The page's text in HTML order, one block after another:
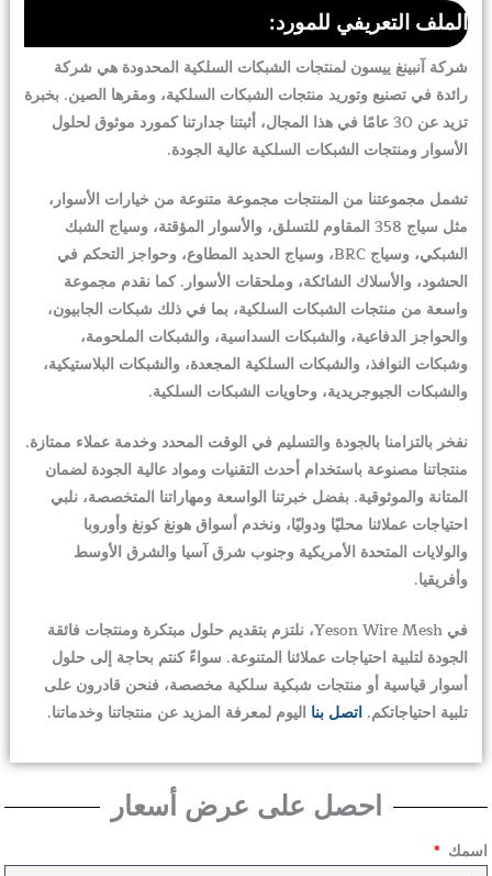
الملف التعريفي للمورد:
شركة آنبينغ ييسون لمنتجات الشبكات السلكية المحدودة هي شركة
رائدة في تصنيع وتوريد منتجات الشبكات السلكية، ومقرها الصين. بخبرة
تزيد عن 30 عامًا في هذا المجال، أثبتنا جدارتنا كمورد موثوق لحلول
الأسوار ومنتجات الشبكات السلكية عالية الجودة.
تشمل مجموعتنا من المنتجات مجموعة متنوعة من خيارات الأسوار،
مثل سياج 358 المقاوم للتسلق، والأسوار المؤقتة، وسياج الشبك
الشبكي، وسياج BRC، وسياج الحديد المطاوع، وحواجز التحكم في
الحشود، والأسلاك الشائكة، وملحقات الأسوار. كما نقدم مجموعة
واسعة من منتجات الشبكات السلكية، بما في ذلك شبكات الجابيون،
والحواجز الدفاعية، والشبكات السداسية، والشبكات الملحومة،
وشبكات النوافذ، والشبكات السلكية المجعدة، والشبكات البلاستيكية،
والشبكات الجيوجريدية، وحاويات الشبكات السلكية.
نفخر بالتزامنا بالجودة والتسليم في الوقت المحدد وخدمة عملاء ممتازة.
منتجاتنا مصنوعة باستخدام أحدث التقنيات ومواد عالية الجودة لضمان
المتانة والموثوقية. بفضل خبرتنا الواسعة ومهاراتنا المتخصصة، نلبي
احتياجات عملائنا محليًا ودوليًا، ونخدم أسواق هونغ كونغ وأوروبا
والولايات المتحدة الأمريكية وجنوب شرق آسيا والشرق الأوسط
وأفريقيا.
في Yeson Wire Mesh، نلتزم بتقديم حلول مبتكرة ومنتجات فائقة
الجودة لتلبية احتياجات عملائنا المتنوعة. سواءً كنتم بحاجة إلى حلول
أسوار قياسية أو منتجات شبكية سلكية مخصصة، فنحن قادرون على
تلبية احتياجاتكم. اتصل بنا اليوم لمعرفة المزيد عن منتجاتنا وخدماتنا.
احصل على عرض أسعار
اسمك